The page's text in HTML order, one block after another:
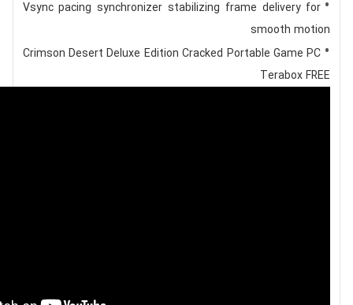
Vsync pacing synchronizer stabilizing frame delivery for
smooth motion
Crimson Desert Deluxe Edition Cracked Portable Game PC
Terabox FREE